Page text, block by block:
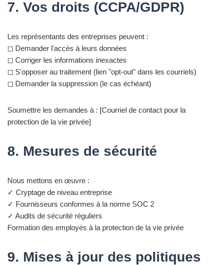
7. Vos droits (CCPA/GDPR)
Les représentants des entreprises peuvent :
◻ Demander l'accès à leurs données
◻ Corriger les informations inexactes
◻ S'opposer au traitement (lien "opt-out" dans les courriels)
◻ Demander la suppression (le cas échéant)
Soumettre les demandes à : [Courriel de contact pour la
protection de la vie privée]
8. Mesures de sécurité
Nous mettons en œuvre :
✓ Cryptage de niveau entreprise
✓ Fournisseurs conformes à la norme SOC 2
✓ Audits de sécurité réguliers
Formation des employés à la protection de la vie privée
9. Mises à jour des politiques